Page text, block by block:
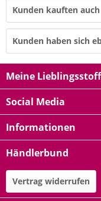
Kunden kauften auch
Kunden haben sich
Meine
Social Media
Informationen
Händlerbund
Vertrag widerrufen